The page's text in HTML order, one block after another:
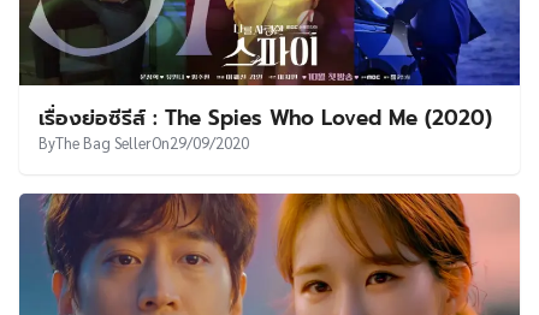
เรื่องย่อซีรีส์ : The Spies Who Loved Me (2020)
ByThe Bag SellerOn29/09/2020